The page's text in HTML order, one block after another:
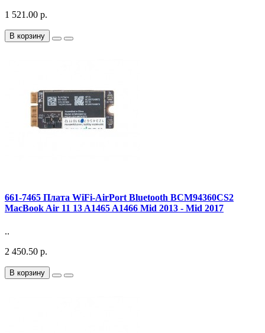
1 521.00 р.
В корзину
661-7465 Плата WiFi-AirPort Bluetooth BCM94360CS2
MacBook Air 11 13 A1465 A1466 Mid 2013 - Mid 2017
..
2 450.50 р.
В корзину